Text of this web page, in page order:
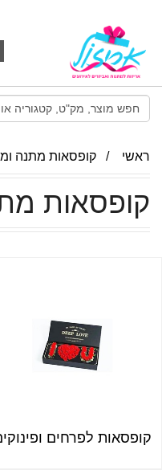
ראשי / קופסאות מתנה
קופסאות
קופסאות לפרחים